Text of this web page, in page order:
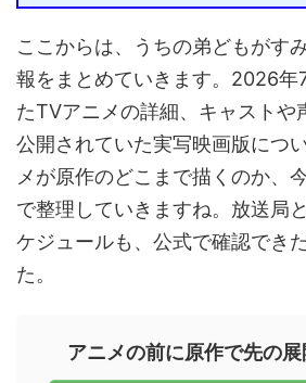
ここからは、うちの弟どもがす
報をまとめていきます。2026年
たTVアニメの詳細、キャストや
公開されていた実写映画版につ
メが原作のどこまで描くのか、
で整理していきますね。放送局
ケジュールも、公式で確認でき
た。
アニメの前に原作で先の